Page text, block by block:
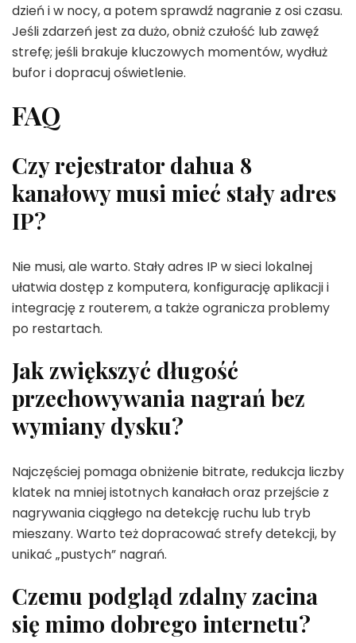
dzień i w nocy, a potem sprawdź nagranie z osi czasu.
Jeśli zdarzeń jest za dużo, obniż czułość lub zawęź
strefę; jeśli brakuje kluczowych momentów, wydłuż
bufor i dopracuj oświetlenie.
FAQ
Czy rejestrator dahua 8
kanałowy musi mieć stały adres
IP?
Nie musi, ale warto. Stały adres IP w sieci lokalnej
ułatwia dostęp z komputera, konfigurację aplikacji i
integrację z routerem, a także ogranicza problemy
po restartach.
Jak zwiększyć długość
przechowywania nagrań bez
wymiany dysku?
Najczęściej pomaga obniżenie bitrate, redukcja liczby
klatek na mniej istotnych kanałach oraz przejście z
nagrywania ciągłego na detekcję ruchu lub tryb
mieszany. Warto też dopracować strefy detekcji, by
unikać „pustych” nagrań.
Czemu podgląd zdalny zacina
się mimo dobrego internetu?